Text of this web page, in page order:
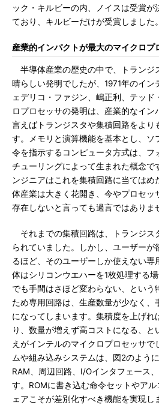
ック・キルビーの内、ノイスは受賞が
ており、キルビーだけが受賞しました。
産業的インパクトが最大のマイクロプ
半導体産業の歴史の中で、トランジ
晴らしい発明でしたが、1971年のイ
ェデリコ・ファジン、嶋正利、テッド
ロプロセッサの発明は、産業的なイ
言えばトランジスタや集積回路をより
す。メモリと演算機能を基本とし、ソ
令を指示するコンピュータ方式は、フ
チューリングによって生まれた概念で
ンジニアはこれを集積回路に当ては
体産業は大きく花開き、今やプロセッ
存在しないと言っても過言ではありま
それまでの集積回路は、トランジス
られていました。しかし、ユーザーが
るほど、そのユーザーしか使えない専
体はシリコンウエハーを1枚処理する
でも手間はさほど変わらない、という
ため専用回路は、生産数量が少なく、
になってしまいます。集積度を上げれ
り、数量が増えず高コストになる、
えがインテルのマイクロプロセッサで
ムや組み込みシステムは、図2のよう
RAM、周辺回路、I/Oインタフェース
す。ROMに書き込む命令セットやア
ェアこそが差別化すべき機能を実現し